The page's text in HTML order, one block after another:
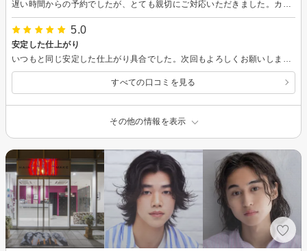
5.0
安定した仕上がり
すべての口コミを見る
その他の情報を表示